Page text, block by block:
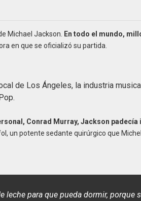
Michael Jackson.
En todo el mundo,
en que se oficializó su partida.
de Los Ángeles, la industria
Conrad Murray, Jackson padecía
un potente sedante quirúrgico que Michel
leche para que pueda dormir, porque